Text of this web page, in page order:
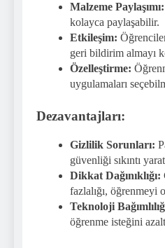
Malzeme Paylaşımı:
kolayca paylaşabilir.
Etkileşim:
geri bildirim almayı
Özelleştirme:
uygulamaları
Dezavantajları:
Gizlilik Sorunları:
güvenliği sıkıntı
Dikkat Dağınıklığı:
fazlalığı, öğrenmeyi
Teknoloji
öğrenme isteğini